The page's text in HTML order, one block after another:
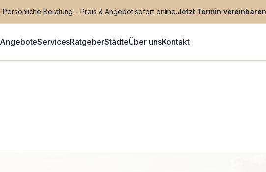
Persönliche Beratung – Preis & Angebot sofort online.Jetzt Termin vereinbaren
AngeboteServicesRatgeberStädteÜber unsKontakt